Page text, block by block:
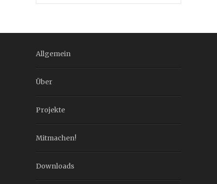
Allgemein
Über
Projekte
Mitmachen!
Downloads